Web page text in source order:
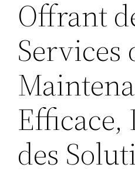
Offrant
Services
des